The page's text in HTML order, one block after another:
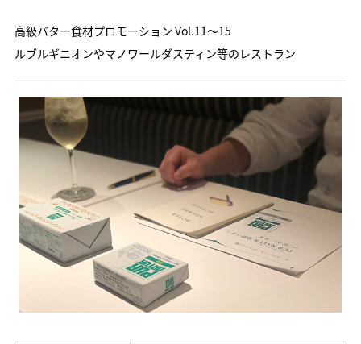
高級バター食材プロモーション Vol.11〜15
ルブルギニオンやマノワールダスティン等のレストラン